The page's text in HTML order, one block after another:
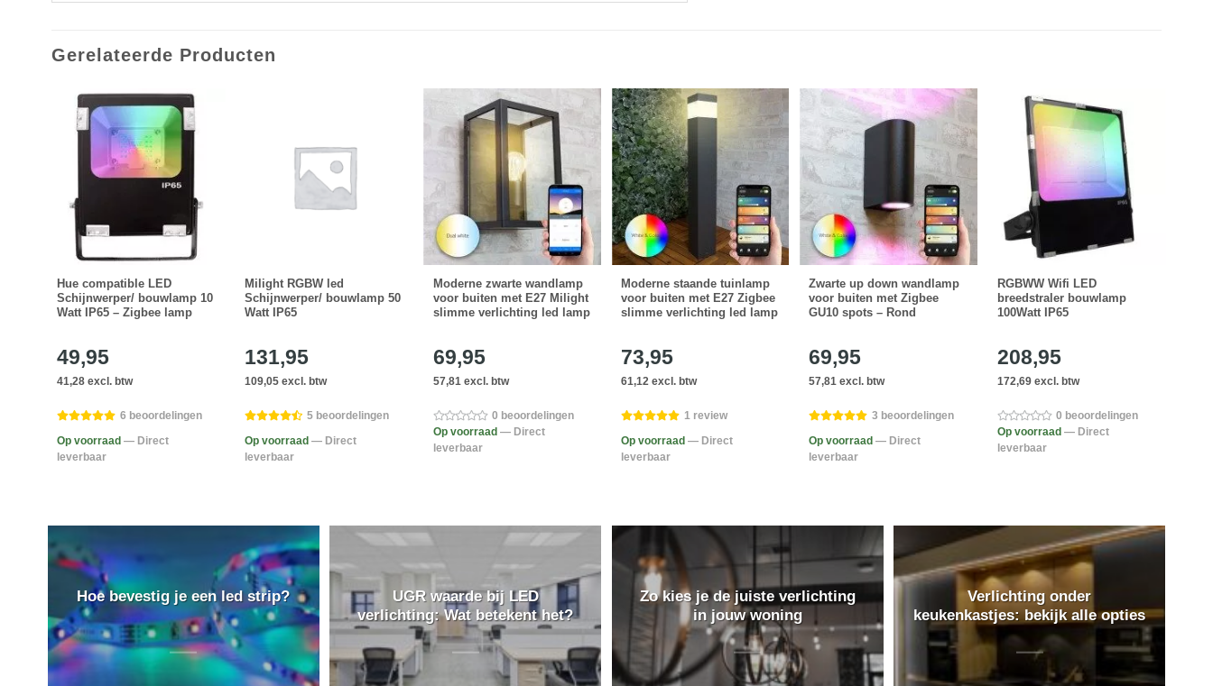
Gerelateerde Producten
Hue compatible LED
Schijnwerper/ bouwlamp 10
Watt IP65 – Zigbee lamp
49,95
41,28 excl. btw
6 beoordelingen
Op voorraad — Direct
leverbaar
Milight RGBW led
Schijnwerper/ bouwlamp 50
Watt IP65
131,95
109,05 excl. btw
5 beoordelingen
Op voorraad — Direct
leverbaar
Moderne zwarte wandlamp
voor buiten met E27 Milight
slimme verlichting led lamp
69,95
57,81 excl. btw
0 beoordelingen
Op voorraad — Direct
leverbaar
Moderne staande tuinlamp
voor buiten met E27 Zigbee
slimme verlichting led lamp
73,95
61,12 excl. btw
1 review
Op voorraad — Direct
leverbaar
Zwarte up down wandlamp
voor buiten met Zigbee
GU10 spots – Rond
69,95
57,81 excl. btw
3 beoordelingen
Op voorraad — Direct
leverbaar
RGBWW Wifi LED
breedstraler bouwlamp
100Watt IP65
208,95
172,69 excl. btw
0 beoordelingen
Op voorraad — Direct
leverbaar
Hoe bevestig je een led strip?
UGR waarde bij LED
verlichting: Wat betekent het?
Zo kies je de juiste verlichting
in jouw woning
Verlichting onder
keukenkastjes: bekijk alle opties